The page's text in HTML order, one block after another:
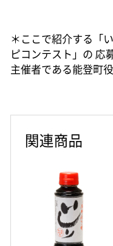
＊ここで紹介する「
ピコンテスト」の 応
主催者である能登町
関連商品